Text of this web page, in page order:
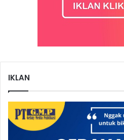
IKLAN